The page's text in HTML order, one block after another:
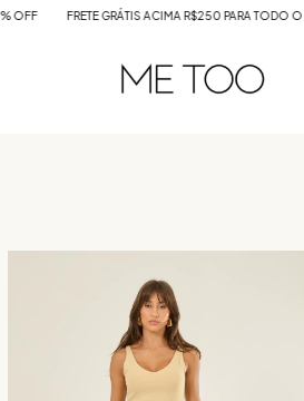
TODO O BRASIL! SALE UP TO 60% OFF